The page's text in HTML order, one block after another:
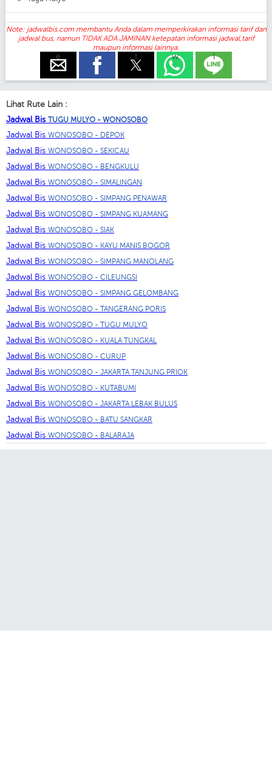
Note: jadwalbis.com membantu Anda dalam memperkirakan informasi tarif dan
jadwal bus, namun TIDAK ADA JAMINAN ketepatan informasi jadwal,tarif
maupun informasi lainnya.
e f t w l
Lihat Rute Lain :
Jadwal Bis TUGU MULYO - WONOSOBO
Jadwal Bis WONOSOBO - DEPOK
Jadwal Bis WONOSOBO - SEKICAU
Jadwal Bis WONOSOBO - BENGKULU
Jadwal Bis WONOSOBO - SIMALINGAN
Jadwal Bis WONOSOBO - SIMPANG PENAWAR
Jadwal Bis WONOSOBO - SIMPANG KUAMANG
Jadwal Bis WONOSOBO - SIAK
Jadwal Bis WONOSOBO - KAYU MANIS BOGOR
Jadwal Bis WONOSOBO - SIMPANG MANOLANG
Jadwal Bis WONOSOBO - CILEUNGSI
Jadwal Bis WONOSOBO - SIMPANG GELOMBANG
Jadwal Bis WONOSOBO - TANGERANG PORIS
Jadwal Bis WONOSOBO - TUGU MULYO
Jadwal Bis WONOSOBO - KUALA TUNGKAL
Jadwal Bis WONOSOBO - CURUP
Jadwal Bis WONOSOBO - JAKARTA TANJUNG PRIOK
Jadwal Bis WONOSOBO - KUTABUMI
Jadwal Bis WONOSOBO - JAKARTA LEBAK BULUS
Jadwal Bis WONOSOBO - BATU SANGKAR
Jadwal Bis WONOSOBO - BALARAJA